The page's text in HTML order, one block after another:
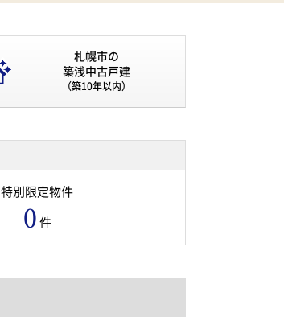
札幌市の
築浅中古戸建
（築10年以内）
特別限定物件
0件